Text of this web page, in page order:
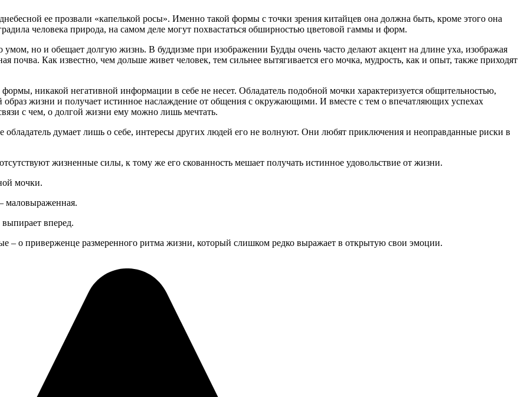
ее прозвали «капелькой росы». Именно такой формы с точки зрения китайцев она должна быть, кроме этого она
человека природа, на самом деле могут похвастаться обширностью цветовой гаммы и форм.
умом, но и обещает долгую жизнь. В буддизме при изображении Будды очень часто делают акцент на длине уха, изображая
почва. Как известно, чем дольше живет человек, тем сильнее вытягивается его мочка, мудрость, как и опыт, также приходят
никакой негативной информации в себе не несет. Обладатель подобной мочки характеризуется общительностью,
жизни и получает истинное наслаждение от общения с окружающими. И вместе с тем о впечатляющих успехах
с чем, о долгой жизни ему можно лишь мечтать.
обладатель думает лишь о себе, интересы других людей его не волнуют. Они любят приключения и неоправданные риски в
жизненные силы, к тому же его скованность мешает получать истинное удовольствие от жизни.
мочки.
маловыраженная.
выпирает вперед.
– о приверженце размеренного ритма жизни, который слишком редко выражает в открытую свои эмоции.